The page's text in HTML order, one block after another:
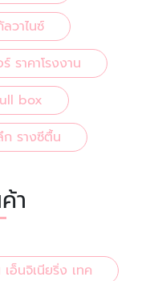
วาไนซ์
ราคาโรงงาน
box
ก รางซีตื้น
า
อ็นจิเนียริ่ง เทค